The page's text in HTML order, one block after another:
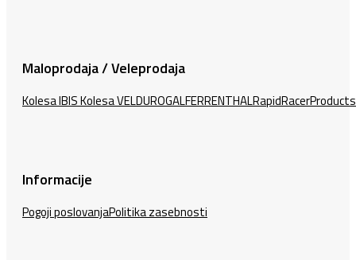
Maloprodaja / Veleprodaja
Kolesa IBISKolesa VELDUROGALFERRENTHALRapidRacerProducts
Informacije
Pogoji poslovanjaPolitika zasebnosti